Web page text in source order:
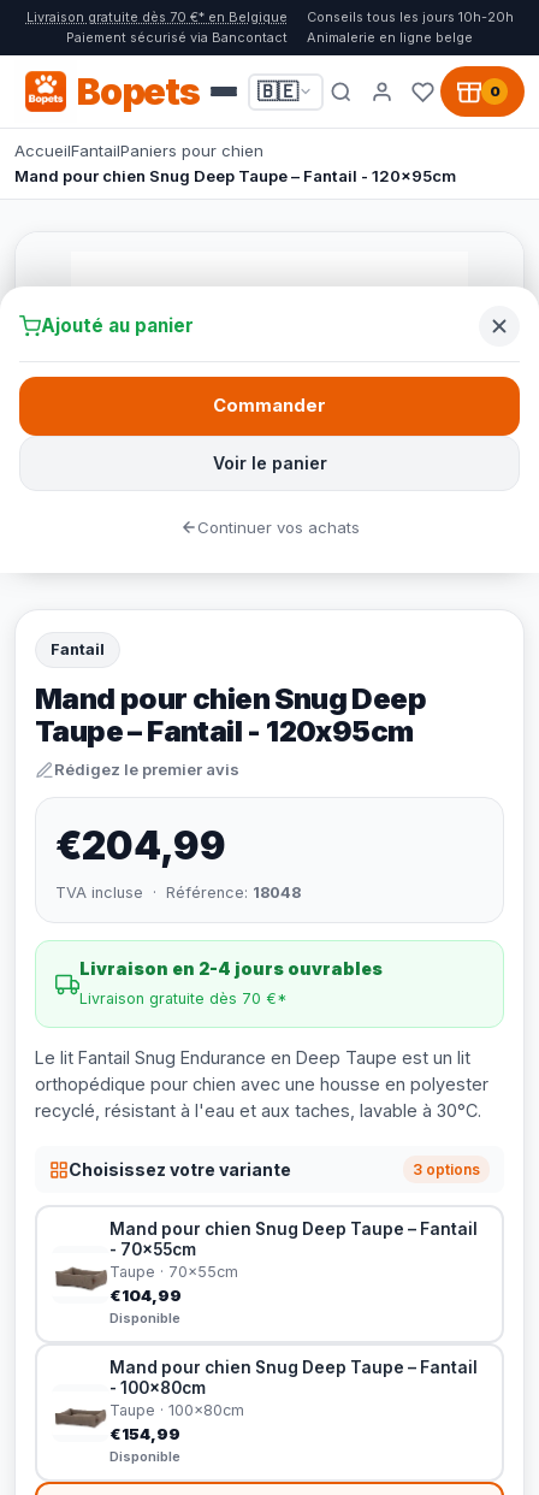
Livraison gratuite dès 70 €* en Belgique
Conseils tous les jours 10h-20h
Paiement sécurisé via Bancontact
Animalerie en ligne belge
Bopets 🇧🇪 0
AccueilFantailPaniers pour chien
Mand pour chien Snug Deep Taupe – Fantail - 120x95cm
Fantail
Mand pour chien Snug Deep
Taupe – Fantail - 120x95cm
Rédigez le premier avis
€204,99
TVA incluse · Référence: 18048
Livraison en 2-4 jours ouvrables
Livraison gratuite dès 70 €*
Le lit Fantail Snug Endurance en Deep Taupe est un lit
orthopédique pour chien avec une housse en polyester
recyclé, résistant à l'eau et aux taches, lavable à 30°C.
Choisissez votre variante 3 options
Mand pour chien Snug Deep Taupe – Fantail
- 70x55cm
Taupe · 70x55cm
€104,99
Disponible
Mand pour chien Snug Deep Taupe – Fantail
- 100x80cm
Taupe · 100x80cm
€154,99
Disponible
Ajouté au panier
Voir le panier
Commander
Continuer vos achats